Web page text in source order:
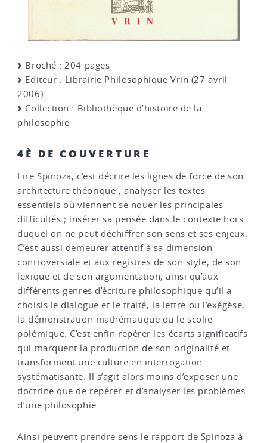
Broché : 204 pages
Editeur : Librairie Philosophique Vrin (27 avril
2006)
Collection : Bibliothèque d’histoire de la
philosophie
4È DE COUVERTURE
Lire Spinoza, c’est décrire les lignes de force de son
architecture théorique ; analyser les textes
essentiels où viennent se nouer les principales
difficultés ; insérer sa pensée dans le contexte hors
duquel on ne peut déchiffrer son sens et ses enjeux.
C’est aussi demeurer attentif à sa dimension
controversiale et aux registres de son style, de son
lexique et de son argumentation, ainsi qu’aux
différents genres d’écriture philosophique qu’il a
choisis le dialogue et le traité, la lettre ou l’exégèse,
la démonstration mathématique ou le scolie
polémique. C’est enfin repérer les écarts significatifs
qui marquent la production de son originalité et
transforment une culture en interrogation
systématisante. Il s’agit alors moins d’exposer une
doctrine que de repérer et d’analyser les problèmes
d’une philosophie.
Ainsi peuvent prendre sens le rapport de Spinoza à